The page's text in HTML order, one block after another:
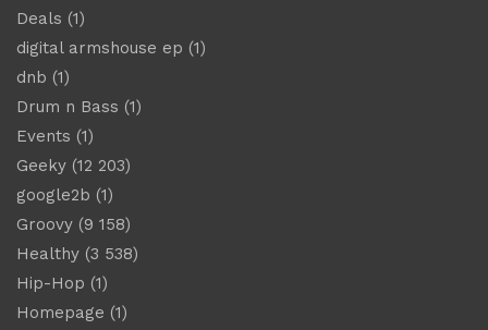
Deals (1)
digital armshouse ep (1)
dnb (1)
Drum n Bass (1)
Events (1)
Geeky (12 203)
google2b (1)
Groovy (9 158)
Healthy (3 538)
Hip-Hop (1)
Homepage (1)